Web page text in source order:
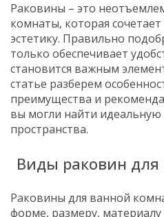
Раковины – это
комнаты, которая
эстетику. Правильно
только обеспечивает
становится важным
статье разберем
преимущества и
вы могли найти идеальную
пространства.
Виды раковин
Раковины для ванной
форме, размеру, материалу